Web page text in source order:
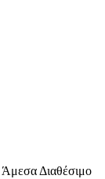
Άμεσα Διαθέσιμο